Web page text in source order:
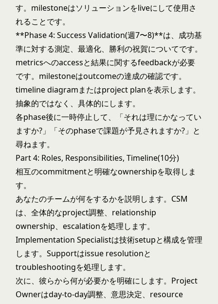
す。milestoneはソリューションをliveにして使用さ
れることです。
**Phase 4: Success Validation(週7〜8)**は、成功基
準に対する測定、最適化、勝利の祝賀についてです。
metricsへのaccessと結果に関するfeedbackが必要
です。milestoneはoutcomeの達成の確認です。
timeline diagramまたはproject planを表示します。
抽象的ではなく、具体的にします。
各phase後に一時停止して、「それは理にかなってい
ますか?」「そのphaseで課題が予見されますか?」と
尋ねます。
Part 4: Roles, Responsibilities, Timeline(10分)
相互のcommitmentと明確なownershipを取得しま
す。
あなたのチームが何をするかを説明します。CSM
は、全体的なproject調整、relationship
ownership、escalationを処理します。
Implementation Specialistは技術setupと構成を管理
します。Supportはissue resolutionと
troubleshootingを処理します。
次に、彼らから何が必要かを明確にします。Project
Ownerはday-to-day調整、意思決定、resource